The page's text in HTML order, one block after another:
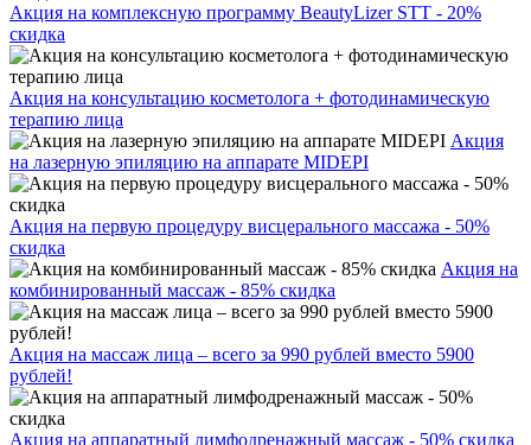
Акция на комплексную программу BeautyLizer STT - 20%
скидка
Акция на консультацию косметолога + фотодинамическую
терапию лица
Акция
на лазерную эпиляцию на аппарате MIDEPI
Акция на первую процедуру висцерального массажа - 50%
скидка
Акция на
комбинированный массаж - 85% скидка
Акция на массаж лица – всего за 990 рублей вместо 5900
рублей!
Акция на аппаратный лимфодренажный массаж - 50% скидка